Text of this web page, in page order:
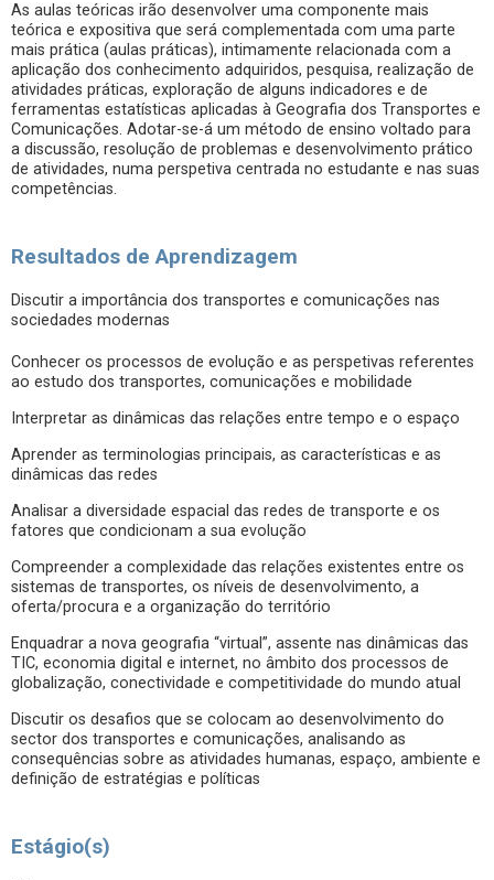
As aulas teóricas irão desenvolver uma componente mais
teórica e expositiva que será complementada com uma parte
mais prática (aulas práticas), intimamente relacionada com a
aplicação dos conhecimento adquiridos, pesquisa, realização de
atividades práticas, exploração de alguns indicadores e de
ferramentas estatísticas aplicadas à Geografia dos Transportes e
Comunicações. Adotar-se-á um método de ensino voltado para
a discussão, resolução de problemas e desenvolvimento prático
de atividades, numa perspetiva centrada no estudante e nas suas
competências.
Resultados de Aprendizagem
Discutir a importância dos transportes e comunicações nas
sociedades modernas
Conhecer os processos de evolução e as perspetivas referentes
ao estudo dos transportes, comunicações e mobilidade
Interpretar as dinâmicas das relações entre tempo e o espaço
Aprender as terminologias principais, as características e as
dinâmicas das redes
Analisar a diversidade espacial das redes de transporte e os
fatores que condicionam a sua evolução
Compreender a complexidade das relações existentes entre os
sistemas de transportes, os níveis de desenvolvimento, a
oferta/procura e a organização do território
Enquadrar a nova geografia “virtual”, assente nas dinâmicas das
TIC, economia digital e internet, no âmbito dos processos de
globalização, conectividade e competitividade do mundo atual
Discutir os desafios que se colocam ao desenvolvimento do
sector dos transportes e comunicações, analisando as
consequências sobre as atividades humanas, espaço, ambiente e
definição de estratégias e políticas
Estágio(s)